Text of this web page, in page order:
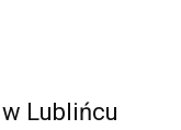
Lublińcu